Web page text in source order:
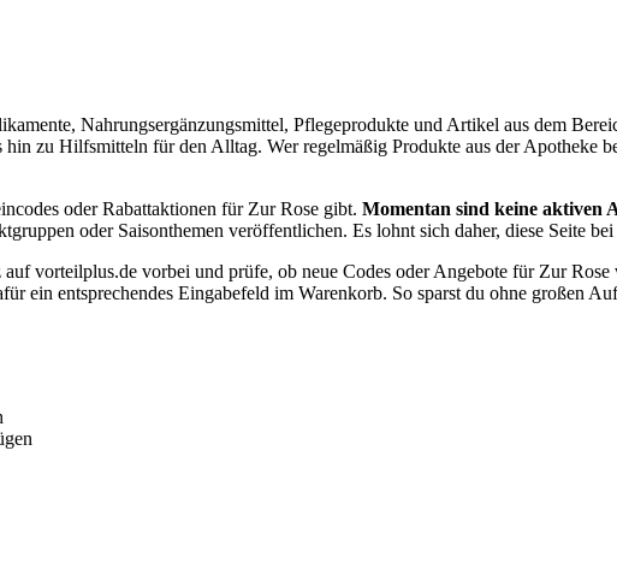
Nahrungsergänzungsmittel, Pflegeprodukte und Artikel aus dem
zu Hilfsmitteln für den Alltag. Wer regelmäßig Produkte aus der Apotheke
oder Rabattaktionen für Zur Rose gibt. Momentan sind keine aktiven
oder Saisonthemen veröffentlichen. Es lohnt sich daher, diese Seite
vorteilplus.de vorbei und prüfe, ob neue Codes oder Angebote für Zur
ein entsprechendes Eingabefeld im Warenkorb. So sparst du ohne großen